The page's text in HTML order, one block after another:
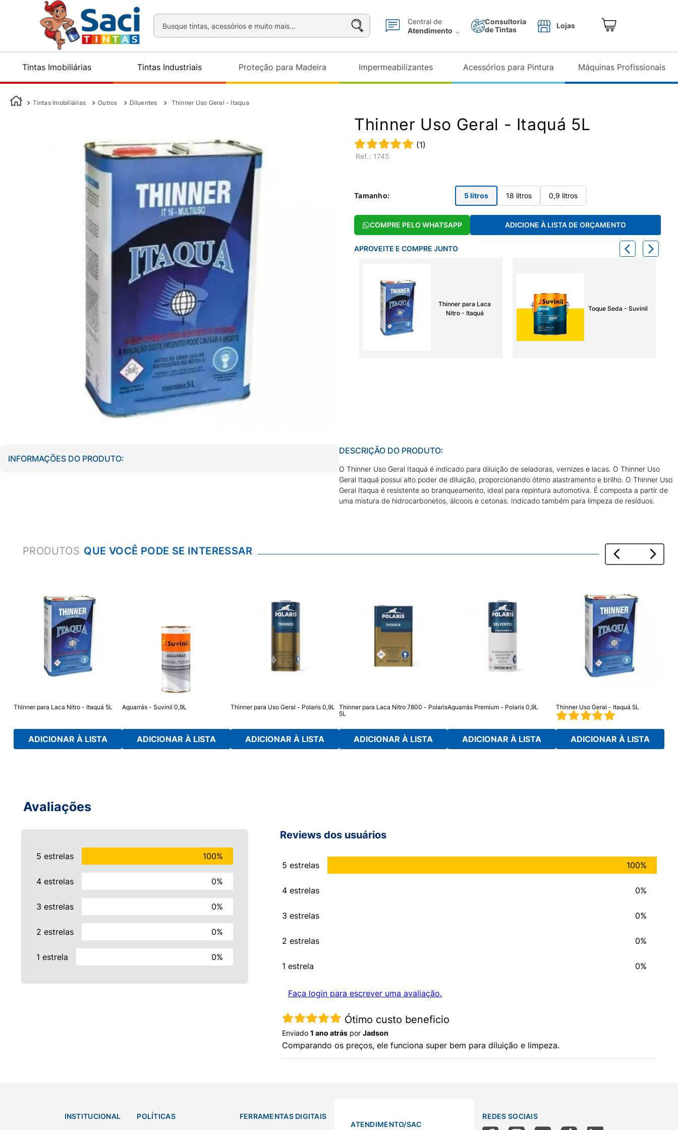
Busque tintas, acessórios e muito mais...
Central de
Atendimento
Consultoria
de Tintas
Lojas
Tintas Imobiliárias Tintas Industriais Proteção para Madeira Impermeabilizantes Acessórios para Pintura Máquinas Profissionais
Tintas Imobiliárias Outros Diluentes Thinner Uso Geral - Itaqua
Thinner Uso Geral - Itaquá 5L
(1)
: 1745
Tamanho: 5 litros 18 litros 0,9 litros
COMPRE PELO WHATSAPP ADICIONE À LISTA DE ORÇAMENTO
APROVEITE E COMPRE JUNTO
Thinner para Laca
Nitro - Itaquá
Toque Seda - Suvinil
INFORMAÇÕES DO PRODUTO:
DESCRIÇÃO DO PRODUTO:
O Thinner Uso Geral Itaquá é indicado para diluição de seladoras, vernizes e lacas. O Thinner Uso
Geral Itaquá possui alto poder de diluição, proporcionando ótimo alastramento e brilho. O Thinner Uso
Geral Itaqua é resistente ao branqueamento, ideal para repintura automotiva. É composta a partir de
uma mistura de hidrocarbonetos, álcoois e cetonas. Indicado também para limpeza de resíduos.
PRODUTOS
Thinner para Laca Nitro - Itaquá 5L
ADICIONAR À LISTA
Aguarrás - Suvinil 0,9L
ADICIONAR À LISTA
Thinner para Uso Geral - Polaris 0,9L
ADICIONAR À LISTA
Thinner para Laca Nitro 7800 - Polaris
5L
ADICIONAR À LISTA
Aguarrás Premium - Polaris 0,9L
ADICIONAR À LISTA
Thinner Uso Geral - Itaquá 5L
ADICIONAR À LISTA
Avaliações
5 estrelas 100%
4 estrelas 0%
3 estrelas 0%
2 estrelas 0%
1 estrela 0%
Reviews dos usuários
5 estrelas 100%
4 estrelas 0%
3 estrelas 0%
2 estrelas 0%
1 estrela 0%
Faça login para escrever uma avaliação.
Ótimo custo beneficio
Enviado 1 ano atrás por Jadson
Comparando os preços, ele funciona super bem para diluição e limpeza.
INSTITUCIONAL POLÍTICAS
FERRAMENTAS DIGITAIS
ATENDIMENTO/SAC
REDES SOCIAIS